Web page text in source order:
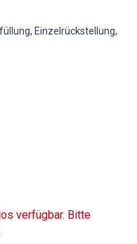
Einzelrückstellung,
verfügbar. Bitte